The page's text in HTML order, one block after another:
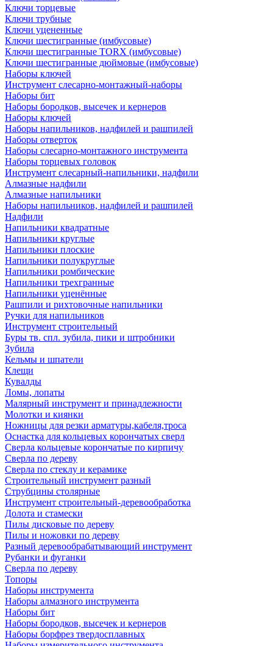
Ключи торцевые
Ключи трубные
Ключи уцененные
Ключи шестигранные (имбусовые)
Ключи шестигранные TORX (имбусовые)
Ключи шестигранные дюймовые (имбусовые)
Наборы ключей
Инструмент слесарно-монтажный-наборы
Наборы бит
Наборы бородков, высечек и кернеров
Наборы ключей
Наборы напильников, надфилей и рашпилей
Наборы отверток
Наборы слесарно-монтажного инструмента
Наборы торцевых головок
Инструмент слесарный-напильники, надфили
Алмазные надфили
Алмазные напильники
Наборы напильников, надфилей и рашпилей
Надфили
Напильники квадратные
Напильники круглые
Напильники плоские
Напильники полукруглые
Напильники ромбические
Напильники трехгранные
Напильники уценённые
Рашпили и рихтовочные напильники
Ручки для напильников
Инструмент строительный
Буры тв. спл. зубила, пики и штробники
Зубила
Кельмы и шпатели
Клещи
Кувалды
Ломы, лопаты
Малярный инструмент и принадлежности
Молотки и киянки
Ножницы для резки арматуры,кабеля,троса
Оснастка для кольцевых корончатых сверл
Сверла кольцевые корончатые по кирпичу
Сверла по дереву
Сверла по стеклу и керамике
Строительный инструмент разный
Струбцины столярные
Инструмент строительный-деревообработка
Долота и стамески
Пилы дисковые по дереву
Пилы и ножовки по дереву
Разный деревообрабатывающий инструмент
Рубанки и фуганки
Сверла по дереву
Топоры
Наборы инструмента
Наборы алмазного инструмента
Наборы бит
Наборы бородков, высечек и кернеров
Наборы борфрез твердосплавных